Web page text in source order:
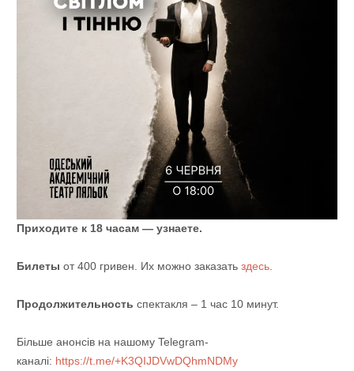
Приходите к 18 часам — узнаете.
Билеты от 400 гривен. Их можно заказать здесь.
Продолжительность спектакля – 1 час 10 минут.
Більше анонсів на нашому Telegram-
каналі: https://t.me/+K3QIJDVwDQhmNDMy